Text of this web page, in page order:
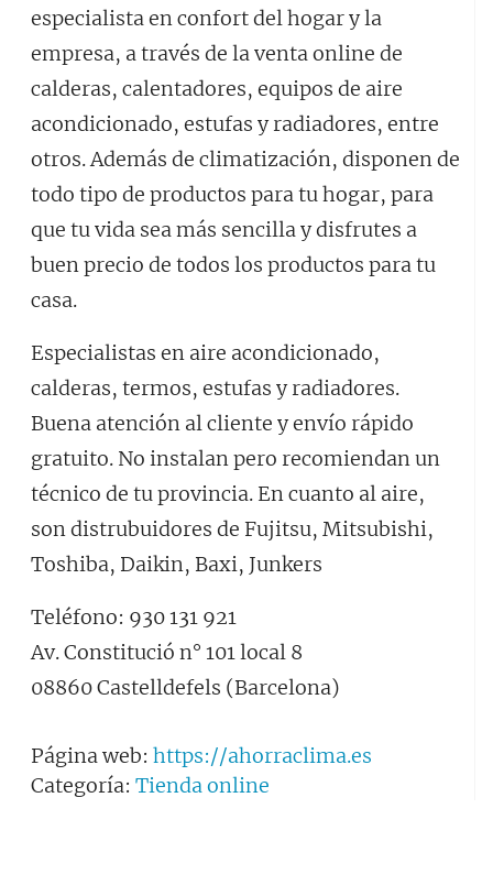
especialista en confort del hogar y la
empresa, a través de la venta online de
calderas, calentadores, equipos de aire
acondicionado, estufas y radiadores, entre
otros. Además de climatización, disponen de
todo tipo de productos para tu hogar, para
que tu vida sea más sencilla y disfrutes a
buen precio de todos los productos para tu
casa.
Especialistas en aire acondicionado,
calderas, termos, estufas y radiadores.
Buena atención al cliente y envío rápido
gratuito. No instalan pero recomiendan un
técnico de tu provincia. En cuanto al aire,
son distrubuidores de Fujitsu, Mitsubishi,
Toshiba, Daikin, Baxi, Junkers
Teléfono: 930 131 921
Av. Constitució n° 101 local 8
08860 Castelldefels (Barcelona)
Página web: https://ahorraclima.es
Categoría: Tienda online